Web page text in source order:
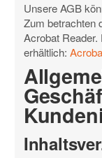
Unsere AGB
Zum betrachten
Acrobat
erhältlich: